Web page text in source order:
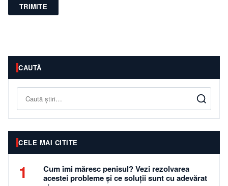
TRIMITE
CAUTĂ
Caută
CELE MAI CITITE
1
Cum îmi măresc penisul? Vezi rezolvarea
acestei probleme și ce soluții sunt cu adevărat